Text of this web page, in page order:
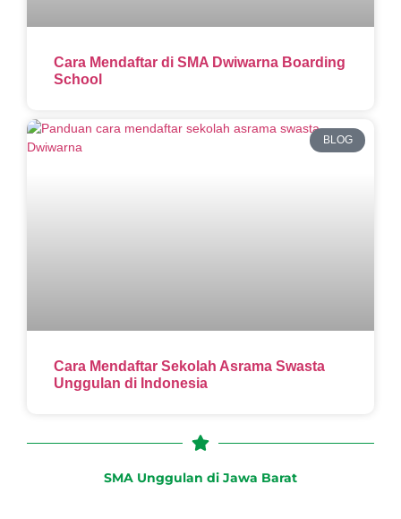
Cara Mendaftar di SMA Dwiwarna Boarding
School
BLOG
Cara Mendaftar Sekolah Asrama Swasta
Unggulan di Indonesia
SMA Unggulan di Jawa Barat